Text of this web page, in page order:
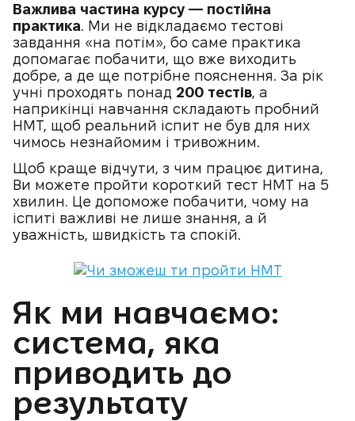
Важлива частина курсу — постійна
практика. Ми не відкладаємо тестові
завдання «на потім», бо саме практика
допомагає побачити, що вже виходить
добре, а де ще потрібне пояснення. За рік
учні проходять понад 200 тестів, а
наприкінці навчання складають пробний
НМТ, щоб реальний іспит не був для них
чимось незнайомим і тривожним.
Щоб краще відчути, з чим працює дитина,
Ви можете пройти короткий тест НМТ на 5
хвилин. Це допоможе побачити, чому на
іспиті важливі не лише знання, а й
уважність, швидкість та спокій.
Як ми навчаємо:
система, яка
приводить до
результату